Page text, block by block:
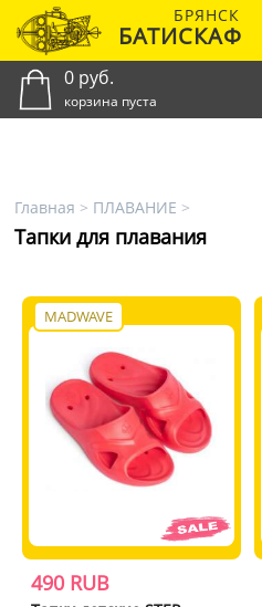
БРЯНСК
БАТИСКАФ
0 руб.
корзина пуста
Главная > ПЛАВАНИЕ >
Тапки для плавания
MADWAVE
490 RUB